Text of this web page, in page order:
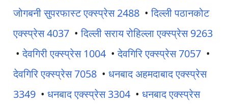
जोगबनी सुपरफास्ट एक्स्प्रेस 2488 •दिल्ली पठानकोट
एक्स्प्रेस 4037 •दिल्ली सराय रोहिल्ला एक्स्प्रेस 9263
•देवगिरी एक्स्प्रेस 1004 •देवगिरि एक्स्प्रेस 7057 •
देवगिरि एक्स्प्रेस 7058 • धनबाद अहमदाबाद एक्स्प्रेस
3349 • धनबाद एक्स्प्रेस 3304 • धनबाद एक्स्प्रेस